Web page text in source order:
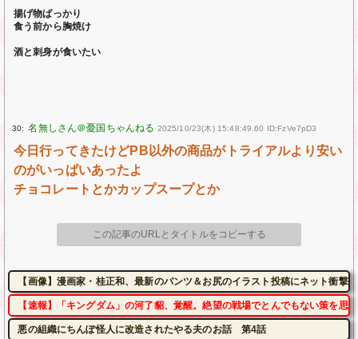
揚げ物ばっかり
食う前から胸焼け
酒と刺身が食いたい
30: 2025/10/23(木) 15:48:49.60 ID:FzVe7pD3
今日行ってきたけどPB以外の商品がトライアルより安い
のがいっぱいあったよ
チョコレートとかカップスープとか
この記事のURLとタイトルをコピーする
【画像】漫画家・桂正和、最新のパンツ＆お尻のイラスト投稿にネット衝撃
【速報】「キングダム」の河了貂、覚醒。絶望の戦場でとんでもない策を思
悪の組織にちんぽ怪人に改造されたやる夫のお話 第4話